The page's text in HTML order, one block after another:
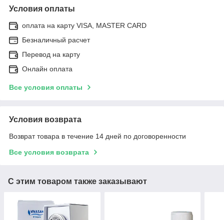
Условия оплаты
оплата на карту VISA, MASTER CARD
Безналичный расчет
Перевод на карту
Онлайн оплата
Все условия оплаты
Условия возврата
Возврат товара в течение 14 дней по договоренности
Все условия возврата
С этим товаром также заказывают